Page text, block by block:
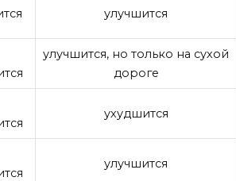
улучшится
улучшится, но только на сухой
дороге
ухудшится
улучшится